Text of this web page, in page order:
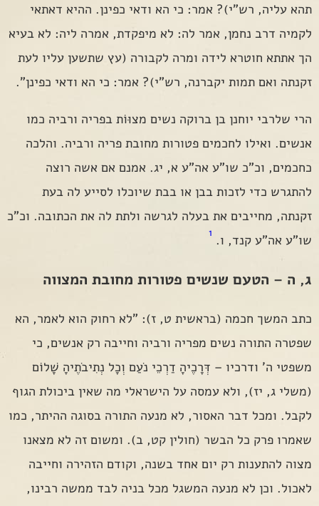
תהא עליה, רש"י)? אמר: כי הא ודאי כפינן. ההיא דאתאי
לקמיה דרב נחמן, אמר לה: לא מיפקדת, אמרה ליה: לא בעיא
הך אתתא חוטרא לידה ומרה לקבורה (עץ שתשען עליו לעת
זקנתה ואם תמות יקברנה, רש"י)? אמר: כי הא ודאי כפינן".
הרי שלרבי יוחנן בן ברוקה נשים מצוּוֹת בפריה ורביה כמו
אנשים. ואילו לחכמים פטורות מחובת פריה ורביה. והלכה
כחכמים, וכ"כ שו"ע אה"ע א, יג. אמנם אם אשה רוצה
להתגרש כדי לזכות בבן או בבת שיוכלו לסייע לה בעת
זקנתה, מחייבים את בעלה לגרשה ולתת לה את הכתובה. וכ"כ
שו"ע אה"ע קנד, ו. 1
ג, ה – הטעם שנשים פטורות מחובת המצווה
כתב המשך חכמה (בראשית ט, ז): "לא רחוק הוא לאמר, הא
שפטרה התורה נשים מפריה ורביה וחייבה רק אנשים, כי
משפטי ה' ודרכיו – דְּרָכֶיהָ דַרְכֵי נֹעַם וְכָל נְתִיבֹתֶיהָ שָׁלוֹם
(משלי ג, יז), ולא עמסה על הישראלי מה שאין ביכולת הגוף
לקבל. ומכל דבר האסור, לא מנעה התורה בסוגה ההיתר, כמו
שאמרו פרק כל הבשר (חולין קט, ב). ומשום זה לא מצאנו
מצוה להתענות רק יום אחד בשנה, וקודם הזהירה וחייבה
לאכול. וכן לא מנעה המשגל מכל בניה לבד ממשה רבינו,